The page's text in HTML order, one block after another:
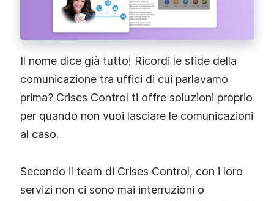
Il nome dice già tutto! Ricordi le sfide della
comunicazione tra uffici di cui parlavamo
prima? Crises Control ti offre soluzioni proprio
per quando non vuoi lasciare le comunicazioni
al caso.
Secondo il team di Crises Control, con i loro
servizi non ci sono mai interruzioni o